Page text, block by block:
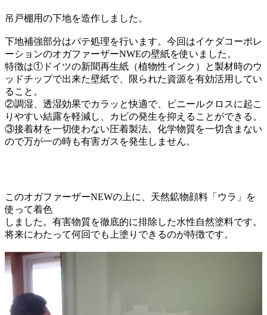
吊戸棚用の下地を造作しました。
下地補強部分はパテ処理を行います。今回はイケダコーポレ
ーションのオガファーザーNWEの壁紙を使いました。
特徴は①ドイツの新聞再生紙（植物性インク）と製材時のウ
ッドチップで出来た壁紙で、限られた資源を有効活用してい
ること。
②調湿、透湿効果でカラッと快適で、ビニールクロスに起こ
りやすい結露を軽減し、カビの発生を抑えることができる。
③接着材を一切使わない圧着製法。化学物質を一切含まない
ので万が一の時も有害ガスを発生しません。
このオガファーザーNEWの上に、天然鉱物顔料「ウラ」を
使って着色
しました。有害物質を徹底的に排除した水性自然塗料です。
将来にわたって何回でも上塗りできるのが特徴です。